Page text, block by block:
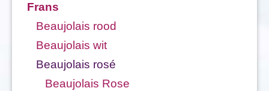
Frans
Beaujolais rood
Beaujolais wit
Beaujolais rosé
Beaujolais Rose